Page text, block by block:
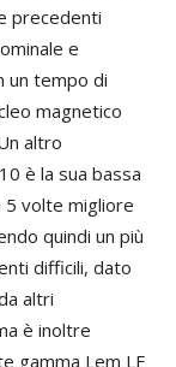
precedenti
e
un tempo di
magnetico
altro
è la sua bassa
5 volte migliore
quindi un più
difficili, dato
altri
è inoltre
gamma Lem LF